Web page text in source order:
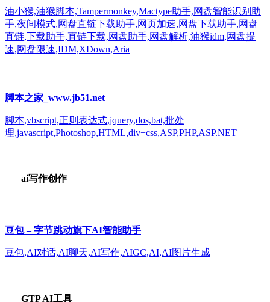
油小猴,油猴脚本,Tampermonkey,Mactype助手,网盘智能识别助
手,夜间模式,网盘直链下载助手,网页加速,网盘下载助手,网盘
直链,下载助手,直链下载,网盘助手,网盘解析,油猴idm,网盘提
速,网盘限速,IDM,XDown,Aria
脚本之家_www.jb51.net
脚本,vbscript,正则表达式,jquery,dos,bat,批处
理,javascript,Photoshop,HTML,div+css,ASP,PHP,ASP.NET
ai写作创作
豆包 – 字节跳动旗下AI智能助手
豆包,AI对话,AI聊天,AI写作,AIGC,AI,AI图片生成
GTP AI工具